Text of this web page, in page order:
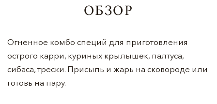
ОБЗОР
Огненное комбо специй для приготовления
острого карри, куриных крылышек, палтуса,
сибаса, трески. Присыпь и жарь на сковороде или
готовь на пару.